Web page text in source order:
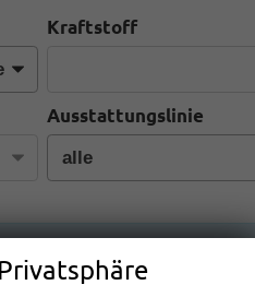
Kraftstoff
Ausstattungslinie
aktuellen Filterung sind